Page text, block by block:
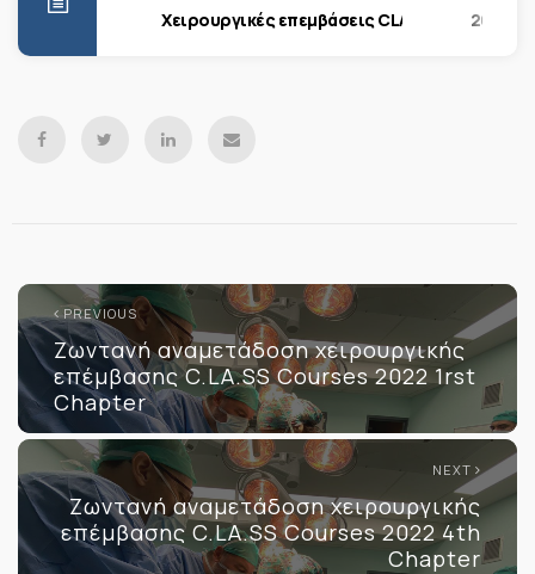
Χειρουργικές επεμβάσεις CLASS 2022
PREVIOUS
Ζωντανή αναμετάδοση χειρουργικής
επέμβασης C.LA.SS Courses 2022 1rst
Chapter
NEXT
Ζωντανή αναμετάδοση χειρουργικής
επέμβασης C.LA.SS Courses 2022 4th
Chapter